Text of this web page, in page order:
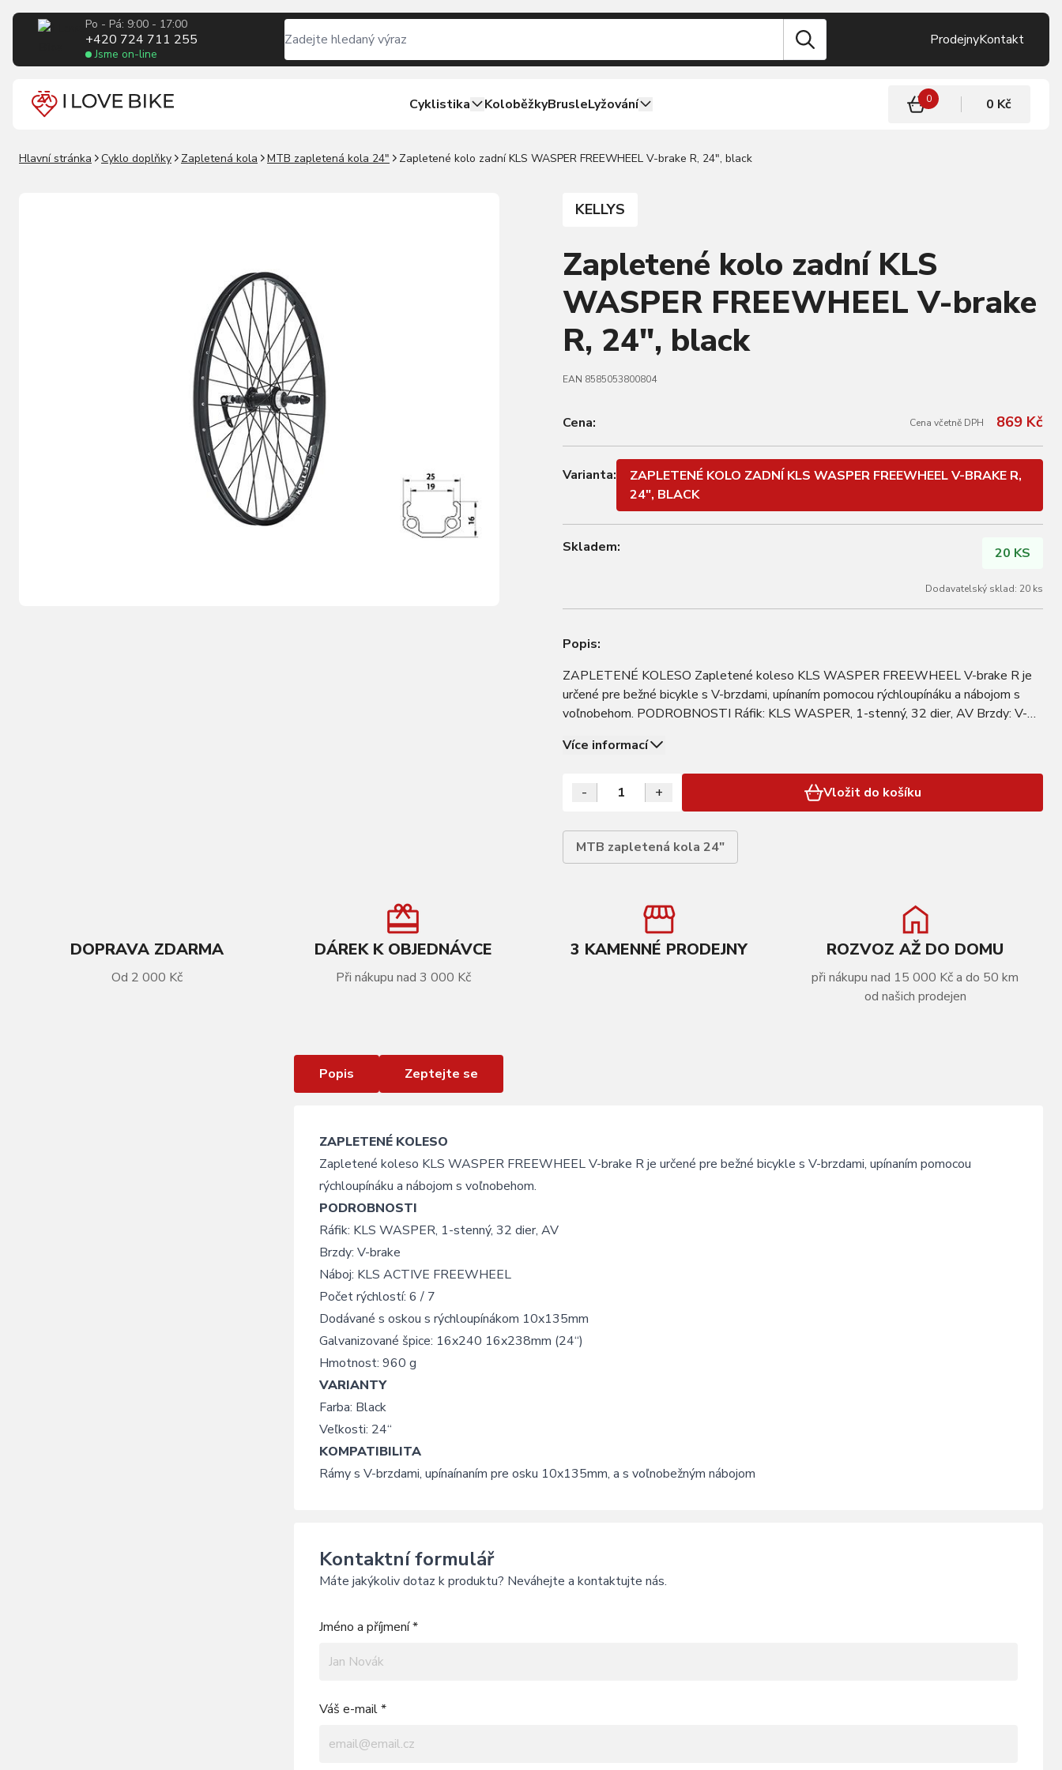
Po - Pá: 9:00 - 17:00
+420 724 711 255
Jsme on-line
ProdejnyKontakt
Cyklistika KoloběžkyBrusleLyžování 0 0 Kč
Hlavní stránka Cyklo doplňky Zapletená kola MTB zapletená kola 24" Zapletené kolo zadní KLS WASPER FREEWHEEL V-brake R, 24", black
KELLYS
Zapletené kolo zadní KLS
WASPER FREEWHEEL V-brake
R, 24", black
EAN 8585053800804
Cena: Cena včetně DPH 869 Kč
Varianta:
ZAPLETENÉ KOLO ZADNÍ KLS WASPER FREEWHEEL V-BRAKE R,
24", BLACK
Skladem: 20 KS
Dodavatelský sklad: 20 ks
Popis:
ZAPLETENÉ KOLESO Zapletené koleso KLS WASPER FREEWHEEL V-brake R je
určené pre bežné bicykle s V-brzdami, upínaním pomocou rýchloupínáku a nábojom s
voľnobehom. PODROBNOSTI Ráfik: KLS WASPER, 1-stenný, 32 dier, AV Brzdy: V-
Více informací
- + Vložit do košíku
MTB zapletená kola 24"
DOPRAVA ZDARMA
Od 2 000 Kč
DÁREK K OBJEDNÁVCE
Při nákupu nad 3 000 Kč
3 KAMENNÉ PRODEJNY ROZVOZ AŽ DO DOMU
při nákupu nad 15 000 Kč a do 50 km
od našich prodejen
VÍCE INFORMACÍ
Popis Zeptejte se
ZAPLETENÉ KOLESO
Zapletené koleso KLS WASPER FREEWHEEL V-brake R je určené pre bežné bicykle s V-brzdami, upínaním pomocou
rýchloupínáku a nábojom s voľnobehom.
PODROBNOSTI
Ráfik: KLS WASPER, 1-stenný, 32 dier, AV
Brzdy: V-brake
Náboj: KLS ACTIVE FREEWHEEL
Počet rýchlostí: 6 / 7
Dodávané s oskou s rýchloupínákom 10x135mm
Galvanizované špice: 16x240 16x238mm (24“)
Hmotnost: 960 g
VARIANTY
Farba: Black
Veľkosti: 24“
KOMPATIBILITA
Rámy s V-brzdami, upínaínaním pre osku 10x135mm, a s voľnobežným nábojom
Kontaktní formulář
Máte jakýkoliv dotaz k produktu? Neváhejte a kontaktujte nás.
Jméno a příjmení *
Váš e-mail *